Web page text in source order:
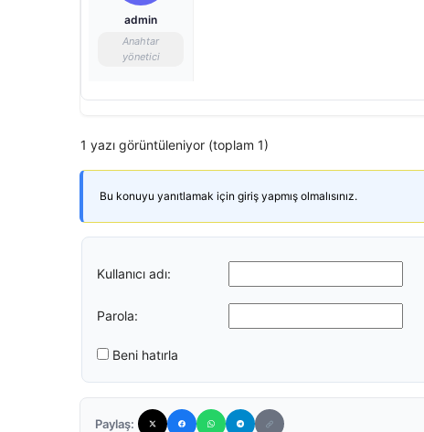
admin
Anahtar
yönetici
1 yazı görüntüleniyor (toplam 1)
Bu konuyu yanıtlamak için giriş yapmış olmalısınız.
Kullanıcı adı:
Parola:
Beni hatırla
Paylaş: